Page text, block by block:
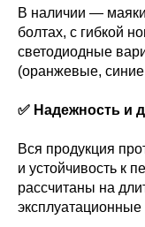
В наличии —
болтах, с гибкой
светодиодные
(оранжевые,
✅ Надежность и
Вся продукция
и устойчивость к
рассчитаны на